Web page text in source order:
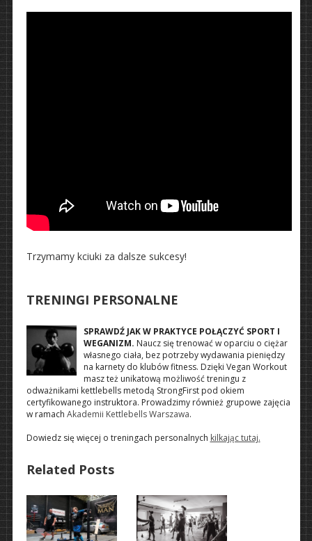
Trzymamy kciuki za dalsze sukcesy!
TRENINGI PERSONALNE
SPRAWDŹ JAK W PRAKTYCE POŁĄCZYĆ SPORT I
WEGANIZM. Naucz się trenować w oparciu o ciężar
własnego ciała, bez potrzeby wydawania pieniędzy
na karnety do klubów fitness. Dzięki Vegan Workout
masz też unikatową możliwość treningu z
odważnikami kettlebells metodą StrongFirst pod okiem
certyfikowanego instruktora. Prowadzimy również grupowe zajęcia
w ramach Akademii Kettlebells Warszawa.
Dowiedz się więcej o treningach personalnych kilkając tutaj.
Related Posts